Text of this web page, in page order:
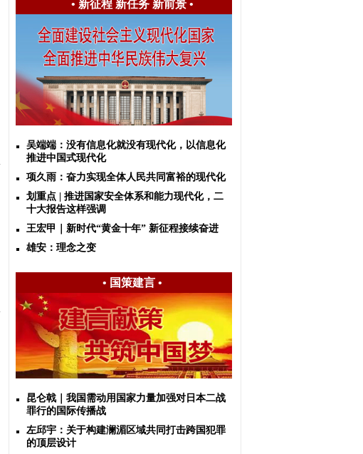
• 新征程 新任务 新前景•
吴端端：没有信息化就没有现代化，以信息化
推进中国式现代化
项久雨：奋力实现全体人民共同富裕的现代化
划重点 | 推进国家安全体系和能力现代化，二
十大报告这样强调
王宏甲｜新时代“黄金十年” 新征程接续奋进
雄安：理念之变
• 国策建言•
昆仑戟｜我国需动用国家力量加强对日本二战
罪行的国际传播战
左邱宇：关于构建澜湄区域共同打击跨国犯罪
的顶层设计